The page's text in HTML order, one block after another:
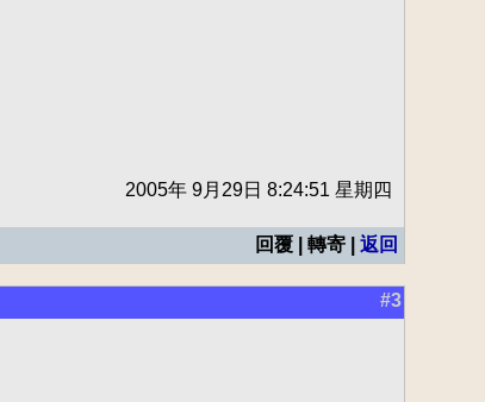
2005年 9月29日 8:24:51 星期四
回覆 | 轉寄 | 返回
#3